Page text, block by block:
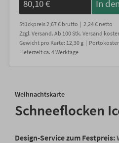
80,10 € In
Stückpreis2,67 € brutto | 2,24 € netto
Zzgl. Versand. Ab 100 Stk. Versand
Gewicht pro Karte: 12,30 g |
Lieferzeitca. 4Werktage
Weihnachtskarte
Schneeflocken
Design-Service zum Festpreis: